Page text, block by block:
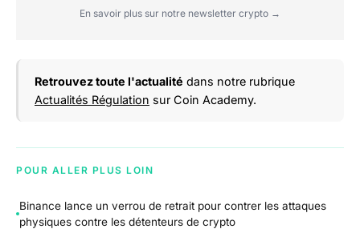
En savoir plus sur notre newsletter crypto →
Retrouvez toute l'actualité dans notre rubrique
Actualités Régulation sur Coin Academy.
POUR ALLER PLUS LOIN
Binance lance un verrou de retrait pour contrer les attaques
physiques contre les détenteurs de crypto